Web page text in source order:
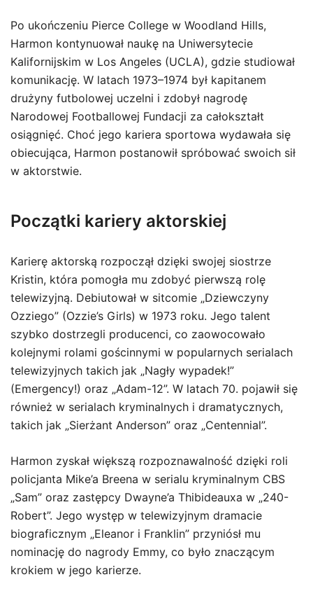
Po ukończeniu Pierce College w Woodland Hills,
Harmon kontynuował naukę na Uniwersytecie
Kalifornijskim w Los Angeles (UCLA), gdzie studiował
komunikację. W latach 1973–1974 był kapitanem
drużyny futbolowej uczelni i zdobył nagrodę
Narodowej Footballowej Fundacji za całokształt
osiągnięć. Choć jego kariera sportowa wydawała się
obiecująca, Harmon postanowił spróbować swoich sił
w aktorstwie.
Początki kariery aktorskiej
Karierę aktorską rozpoczął dzięki swojej siostrze
Kristin, która pomogła mu zdobyć pierwszą rolę
telewizyjną. Debiutował w sitcomie „Dziewczyny
Ozziego” (Ozzie’s Girls) w 1973 roku. Jego talent
szybko dostrzegli producenci, co zaowocowało
kolejnymi rolami gościnnymi w popularnych serialach
telewizyjnych takich jak „Nagły wypadek!”
(Emergency!) oraz „Adam-12”. W latach 70. pojawił się
również w serialach kryminalnych i dramatycznych,
takich jak „Sierżant Anderson” oraz „Centennial”.
Harmon zyskał większą rozpoznawalność dzięki roli
policjanta Mike’a Breena w serialu kryminalnym CBS
„Sam” oraz zastępcy Dwayne’a Thibideauxa w „240-
Robert”. Jego występ w telewizyjnym dramacie
biograficznym „Eleanor i Franklin” przyniósł mu
nominację do nagrody Emmy, co było znaczącym
krokiem w jego karierze.